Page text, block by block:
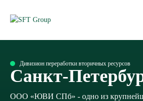
Дивизион переработки вторичных ресурсов
Санкт-
ООО «ЮВИ СПб» - одно из